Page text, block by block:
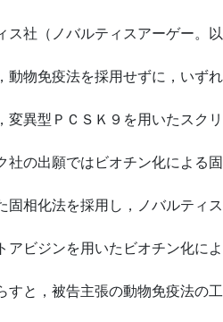
ス社（ノバルティスアーゲー。以
動物免疫法を採用せずに，いずれ
変異型ＰＣＳＫ９を用いたスクリ
社の出願ではビオチン化による固
固相化法を採用し，ノバルティス
アビジンを用いたビオチン化によ
すと，被告主張の動物免疫法の工